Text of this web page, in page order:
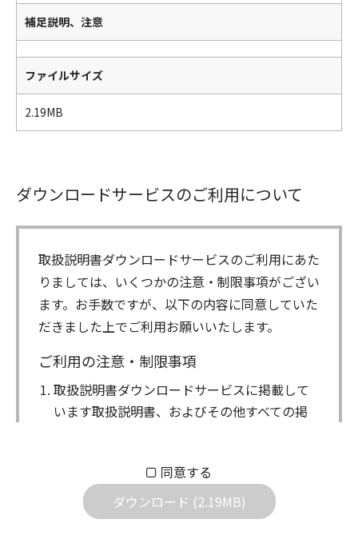
補足説明、注意
ファイルサイズ
2.19MB
ダウンロードサービスのご利用について
取扱説明書ダウンロードサービスのご利用にあた
りましては、いくつかの注意・制限事項がござい
ます。お手数ですが、以下の内容に同意していた
だきました上でご利用お願いいたします。
ご利用の注意・制限事項
取扱説明書ダウンロードサービスに掲載して
います取扱説明書、およびその他すべての掲
属します。ダウンロードした取扱説明書は、
個人が本来の目的でご使用されることは可能
ですが、権利者の許諾を得ることなく、以下
同意する
ダウンロード (2.19MB)